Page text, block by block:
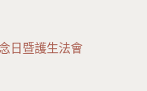
日暨護生法會